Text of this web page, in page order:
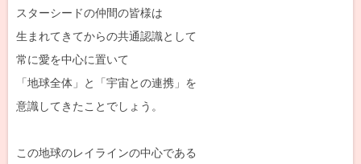
スターシードの仲間の皆様は
生まれてきてからの共通認識として
常に愛を中心に置いて
「地球全体」と「宇宙との連携」を
意識してきたことでしょう。
この地球のレイラインの中心である